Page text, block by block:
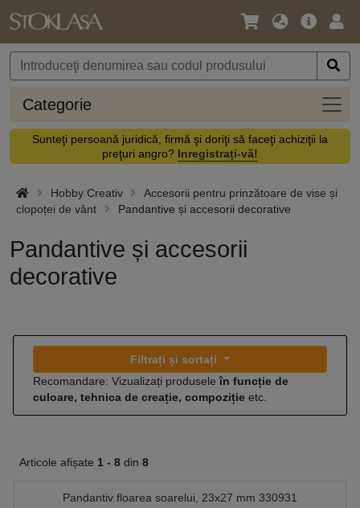
Limbă
Monedă
Meniul
Categorie
Sunteţi persoană juridică, firmă şi doriţi să faceţi achiziţii la
preţuri angro? Inregistrați-vă!
Hobby Creativ
Accesorii pentru prinzătoare de vise și
clopoței de vânt
Pandantive și accesorii decorative
Pandantive și accesorii
decorative
Filtrați și sortați
Recomandare: Vizualizați produseleîn funcție de
culoare, tehnica de creație, compoziție etc.
Articole afișate 1 - 8 din 8
Pandantiv floarea soarelui, 23x27 mm 330931